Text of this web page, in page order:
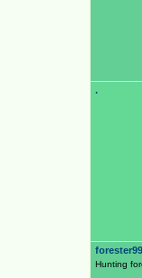
.
forester99
Hunting